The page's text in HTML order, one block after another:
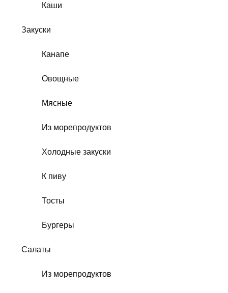
Каши
Закуски
Канапе
Овощные
Мясные
Из морепродуктов
Холодные закуски
К пиву
Тосты
Бургеры
Салаты
Из морепродуктов